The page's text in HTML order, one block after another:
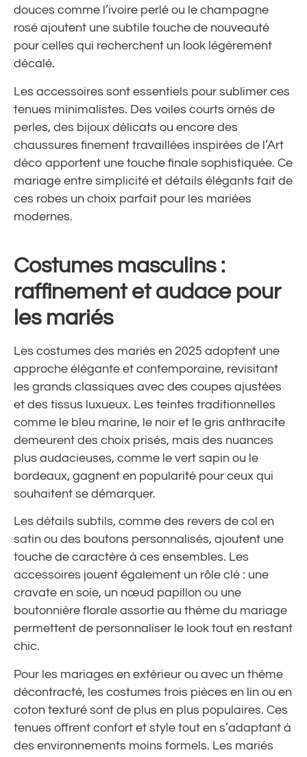
douces comme l’ivoire perlé ou le champagne
rosé ajoutent une subtile touche de nouveauté
pour celles qui recherchent un look légèrement
décalé.
Les accessoires sont essentiels pour sublimer ces
tenues minimalistes. Des voiles courts ornés de
perles, des bijoux délicats ou encore des
chaussures finement travaillées inspirées de l’Art
déco apportent une touche finale sophistiquée. Ce
mariage entre simplicité et détails élégants fait de
ces robes un choix parfait pour les mariées
modernes.
Costumes masculins :
raffinement et audace pour
les mariés
Les costumes des mariés en 2025 adoptent une
approche élégante et contemporaine, revisitant
les grands classiques avec des coupes ajustées
et des tissus luxueux. Les teintes traditionnelles
comme le bleu marine, le noir et le gris anthracite
demeurent des choix prisés, mais des nuances
plus audacieuses, comme le vert sapin ou le
bordeaux, gagnent en popularité pour ceux qui
souhaitent se démarquer.
Les détails subtils, comme des revers de col en
satin ou des boutons personnalisés, ajoutent une
touche de caractère à ces ensembles. Les
accessoires jouent également un rôle clé : une
cravate en soie, un nœud papillon ou une
boutonnière florale assortie au thème du mariage
permettent de personnaliser le look tout en restant
chic.
Pour les mariages en extérieur ou avec un thème
décontracté, les costumes trois pièces en lin ou en
coton texturé sont de plus en plus populaires. Ces
tenues offrent confort et style tout en s’adaptant à
des environnements moins formels. Les mariés